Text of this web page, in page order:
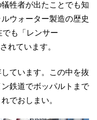
牲者が出たことでも知
ウォーター製造の歴史
でも「レンサー
れています。
ています。この中を抜
鉄道でボッパルトまで
でおしまい。